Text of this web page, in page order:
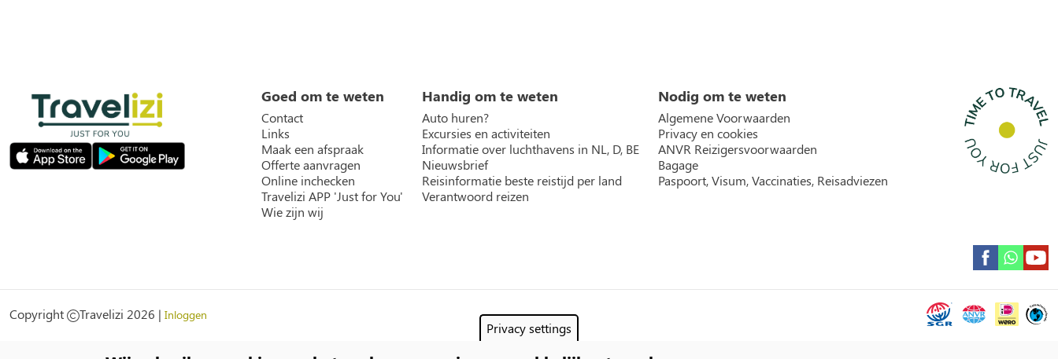
Privacy settings
Goed om te weten
Contact
Links
Maak een afspraak
Offerte aanvragen
Online inchecken
Travelizi APP 'Just for You'
Wie zijn wij
Handig om te weten
Auto huren?
Excursies en activiteiten
Informatie over luchthavens in NL, D, BE
Nieuwsbrief
Reisinformatie beste reistijd per land
Verantwoord reizen
Nodig om te weten
Algemene Voorwaarden
Privacy en cookies
ANVR Reizigersvoorwaarden
Bagage
Paspoort, Visum, Vaccinaties, Reisadviezen
Copyright Travelizi 2026 | Inloggen Garantie icons